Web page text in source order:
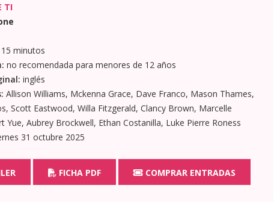
TI
minutos
no recomendada para menores de 12 años
inglés
Allison Williams, Mckenna Grace, Dave Franco, Mason Thames,
Scott Eastwood, Willa Fitzgerald, Clancy Brown, Marcelle
Yue, Aubrey Brockwell, Ethan Costanilla, Luke Pierre Roness
31 octubre 2025
FICHA PDF COMPRAR ENTRADAS